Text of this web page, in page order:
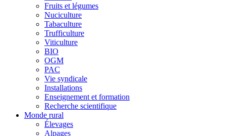
Fruits et légumes
Nuciculture
Tabaculture
Trufficulture
Viticulture
BIO
OGM
PAC
Vie syndicale
Installations
Enseignement et formation
Recherche scientifique
Monde rural
Élevages
Alpages